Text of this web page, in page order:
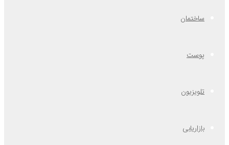
ساختمان
پوست
تلویزیون
بازاریابی